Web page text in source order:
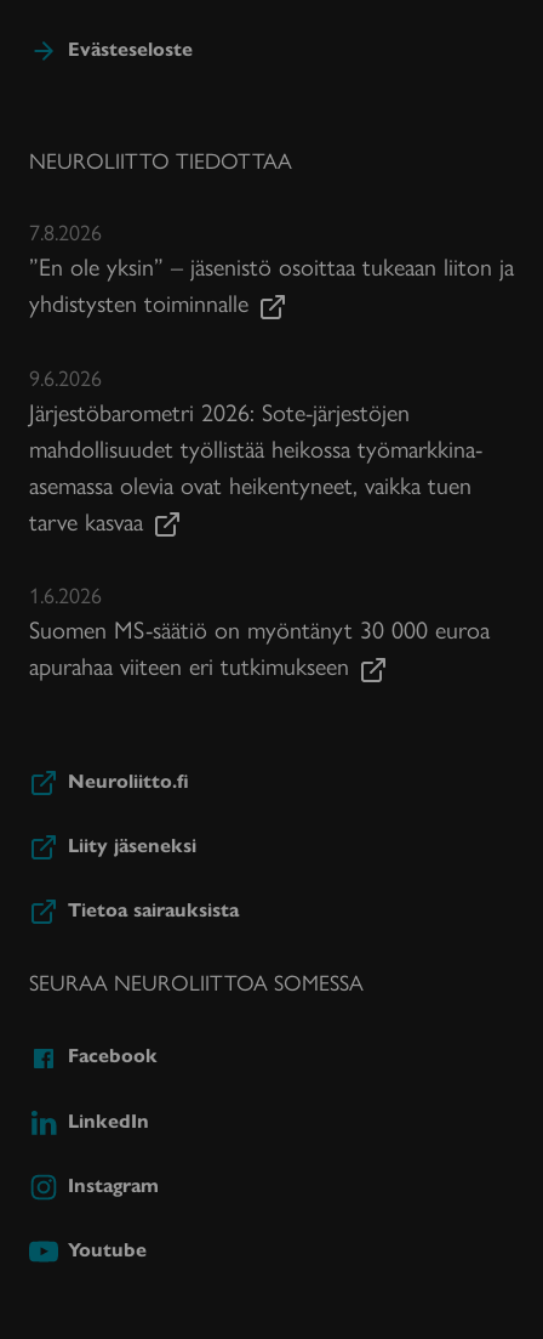
Evästeseloste
NEUROLIITTO TIEDOTTAA
7.8.2026
”En ole yksin” – jäsenistö osoittaa tukeaan liiton ja
yhdistysten toiminnalle
9.6.2026
Järjestöbarometri 2026: Sote-järjestöjen
mahdollisuudet työllistää heikossa työmarkkina-
asemassa olevia ovat heikentyneet, vaikka tuen
tarve kasvaa
1.6.2026
Suomen MS-säätiö on myöntänyt 30 000 euroa
apurahaa viiteen eri tutkimukseen
Neuroliitto.fi
Liity jäseneksi
Tietoa sairauksista
SEURAA NEUROLIITTOA SOMESSA
Facebook
LinkedIn
Instagram
Youtube